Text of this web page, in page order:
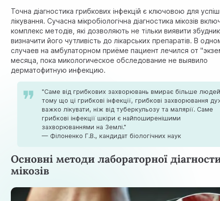
Точна діагностика грибкових інфекцій є ключовою для
лікування. Сучасна мікробіологічна діагностика мікозів
комплекс методів, які дозволяють не тільки виявити
визначити його чутливість до лікарських препаратів. В
случаев на амбулаторном приёме пациент лечился от
месяца, пока микологическое обследование не выявило
дерматофитную инфекцию.
"Саме від грибкових захворювань вмирає більше
тому що ці грибкові інфекції, грибкові захворювання
важко лікувати, ніж від туберкульозу та малярії. Саме
грибкові інфекції шкіри є найпоширенішими
захворюваннями на Землі."
— Філоненко Г.В., кандидат біологічних наук
Основні методи лабораторної
мікозів